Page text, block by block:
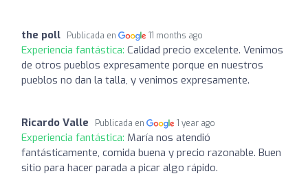
the poll Publicada en 11 months ago
Experiencia fantástica: Calidad precio excelente. Venimos
de otros pueblos expresamente porque en nuestros
pueblos no dan la talla, y venimos expresamente.
Ricardo Valle Publicada en 1 year ago
Experiencia fantástica: María nos atendió
fantásticamente, comida buena y precio razonable. Buen
sitio para hacer parada a picar algo rápido.